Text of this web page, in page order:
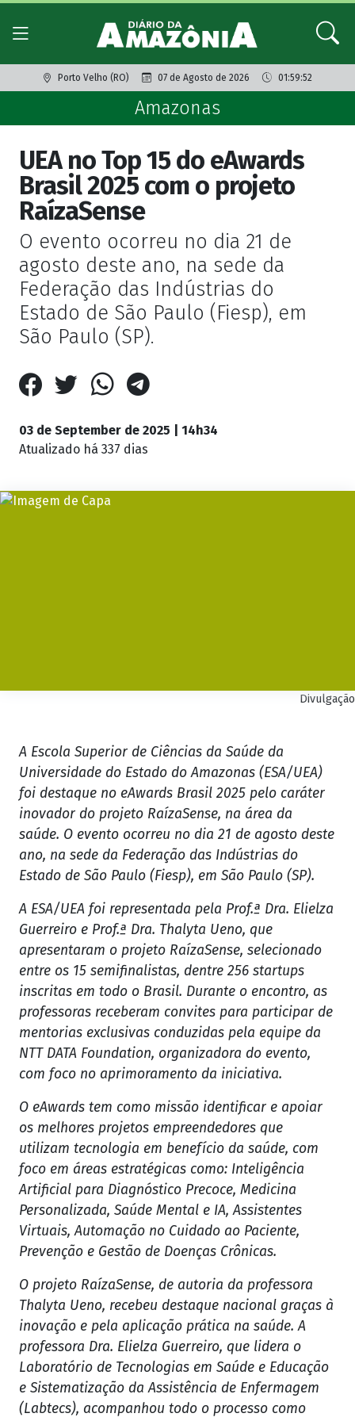
Porto Velho (RO) 07 de Agosto de 2026 01:59:52
Amazonas
UEA no Top 15 do eAwards
Brasil 2025 com o projeto
RaízaSense
O evento ocorreu no dia 21 de
agosto deste ano, na sede da
Federação das Indústrias do
Estado de São Paulo (Fiesp), em
São Paulo (SP).
03 de September de 2025 | 14h34
Atualizado há 337 dias
Divulgação
A Escola Superior de Ciências da Saúde da
Universidade do Estado do Amazonas (ESA/UEA)
foi destaque no eAwards Brasil 2025 pelo caráter
inovador do projeto RaízaSense, na área da
saúde. O evento ocorreu no dia 21 de agosto deste
ano, na sede da Federação das Indústrias do
Estado de São Paulo (Fiesp), em São Paulo (SP).
A ESA/UEA foi representada pela Prof.ª Dra. Elielza
Guerreiro e Prof.ª Dra. Thalyta Ueno, que
apresentaram o projeto RaízaSense, selecionado
entre os 15 semifinalistas, dentre 256 startups
inscritas em todo o Brasil. Durante o encontro, as
professoras receberam convites para participar de
mentorias exclusivas conduzidas pela equipe da
NTT DATA Foundation, organizadora do evento,
com foco no aprimoramento da iniciativa.
O eAwards tem como missão identificar e apoiar
os melhores projetos empreendedores que
utilizam tecnologia em benefício da saúde, com
foco em áreas estratégicas como: Inteligência
Artificial para Diagnóstico Precoce, Medicina
Personalizada, Saúde Mental e IA, Assistentes
Virtuais, Automação no Cuidado ao Paciente,
Prevenção e Gestão de Doenças Crônicas.
O projeto RaízaSense, de autoria da professora
Thalyta Ueno, recebeu destaque nacional graças à
inovação e pela aplicação prática na saúde. A
professora Dra. Elielza Guerreiro, que lidera o
Laboratório de Tecnologias em Saúde e Educação
e Sistematização da Assistência de Enfermagem
(Labtecs), acompanhou todo o processo como